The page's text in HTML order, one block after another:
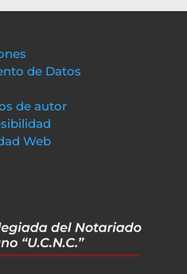
de Datos
de autor
Web